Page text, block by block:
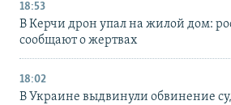
18:53
В Керчи дрон упал на жилой дом:
сообщают о жертвах
18:02
В Украине выдвинули обвинение